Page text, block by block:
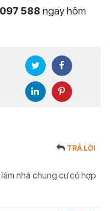
588 ngay hôm
TRẢ LỜI
nhà chung cư có hợp